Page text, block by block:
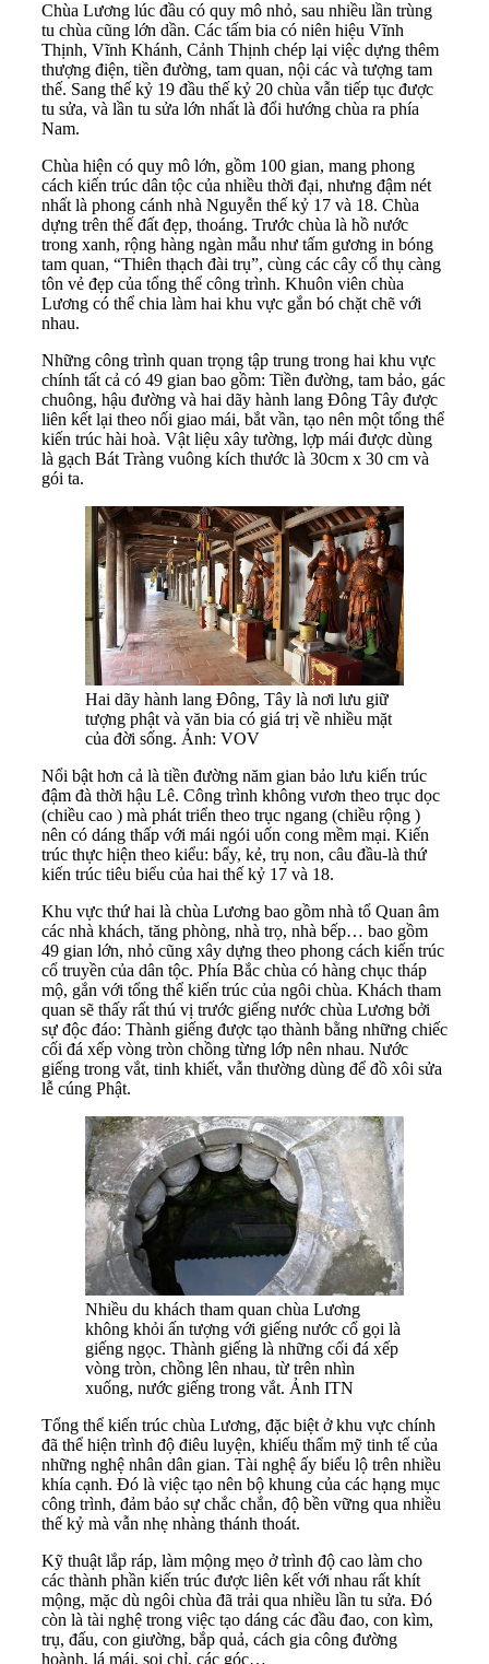
Chùa Lương lúc đầu có quy mô nhỏ, sau nhiều lần trùng
tu chùa cũng lớn dần. Các tấm bia có niên hiệu Vĩnh
Thịnh, Vĩnh Khánh, Cảnh Thịnh chép lại việc dựng thêm
thượng điện, tiền đường, tam quan, nội các và tượng tam
thế. Sang thế kỷ 19 đầu thế kỷ 20 chùa vẫn tiếp tục được
tu sửa, và lần tu sửa lớn nhất là đổi hướng chùa ra phía
Nam.
Chùa hiện có quy mô lớn, gồm 100 gian, mang phong
cách kiến trúc dân tộc của nhiều thời đại, nhưng đậm nét
nhất là phong cánh nhà Nguyễn thế kỷ 17 và 18. Chùa
dựng trên thế đất đẹp, thoáng. Trước chùa là hồ nước
trong xanh, rộng hàng ngàn mẫu như tấm gương in bóng
tam quan, “Thiên thạch đài trụ”, cùng các cây cổ thụ càng
tôn vẻ đẹp của tổng thể công trình. Khuôn viên chùa
Lương có thể chia làm hai khu vực gắn bó chặt chẽ với
nhau.
Những công trình quan trọng tập trung trong hai khu vực
chính tất cả có 49 gian bao gồm: Tiền đường, tam bảo, gác
chuông, hậu đường và hai dãy hành lang Đông Tây được
liên kết lại theo nối giao mái, bắt vần, tạo nên một tổng thể
kiến trúc hài hoà. Vật liệu xây tường, lợp mái được dùng
là gạch Bát Tràng vuông kích thước là 30cm x 30 cm và
gói ta.
Hai dãy hành lang Đông, Tây là nơi lưu giữ
tượng phật và văn bia có giá trị về nhiều mặt
của đời sống. Ảnh: VOV
Nổi bật hơn cả là tiền đường năm gian bảo lưu kiến trúc
đậm đà thời hậu Lê. Công trình không vươn theo trục dọc
(chiều cao ) mà phát triển theo trục ngang (chiều rộng )
nên có dáng thấp với mái ngói uốn cong mềm mại. Kiến
trúc thực hiện theo kiểu: bẩy, kẻ, trụ non, câu đầu-là thứ
kiến trúc tiêu biểu của hai thế kỷ 17 và 18.
Khu vực thứ hai là chùa Lương bao gồm nhà tổ Quan âm
các nhà khách, tăng phòng, nhà trọ, nhà bếp… bao gồm
49 gian lớn, nhỏ cũng xây dựng theo phong cách kiến trúc
cổ truyền của dân tộc. Phía Bắc chùa có hàng chục tháp
mộ, gắn với tổng thể kiến trúc của ngôi chùa. Khách tham
quan sẽ thấy rất thú vị trước giếng nước chùa Lương bởi
sự độc đáo: Thành giếng được tạo thành bằng những chiếc
cối đá xếp vòng tròn chồng từng lớp nên nhau. Nước
giếng trong vắt, tinh khiết, vẫn thường dùng để đồ xôi sửa
lễ cúng Phật.
Nhiều du khách tham quan chùa Lương
không khỏi ấn tượng với giếng nước cổ gọi là
giếng ngọc. Thành giếng là những cối đá xếp
vòng tròn, chồng lên nhau, từ trên nhìn
xuống, nước giếng trong vắt. Ảnh ITN
Tổng thể kiến trúc chùa Lương, đặc biệt ở khu vực chính
đã thể hiện trình độ điêu luyện, khiếu thẩm mỹ tinh tế của
những nghệ nhân dân gian. Tài nghệ ấy biểu lộ trên nhiều
khía cạnh. Đó là việc tạo nên bộ khung của các hạng mục
công trình, đảm bảo sự chắc chắn, độ bền vững qua nhiều
thế kỷ mà vẫn nhẹ nhàng thánh thoát.
Kỹ thuật lắp ráp, làm mộng mẹo ở trình độ cao làm cho
các thành phần kiến trúc được liên kết với nhau rất khít
mộng, mặc dù ngôi chùa đã trải qua nhiều lần tu sửa. Đó
còn là tài nghệ trong việc tạo dáng các đầu đao, con kìm,
trụ, đấu, con giường, bắp quả, cách gia công đường
hoành, lá mái, soi chỉ, các góc…